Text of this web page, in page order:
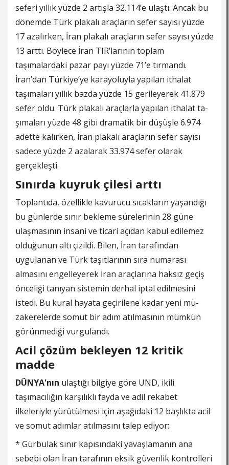
seferi yıllık yüzde 2 artışla 32.114’e ulaştı. Ancak bu
dö­nemde Türk plakalı araçla­rın sefer sayısı yüzde
17 aza­lırken, İran plakalı araçların sefer sayısı yüzde
13 arttı. Böylece İran TIR’larının top­lam
taşımalardaki pazar payı yüzde 71’e tırmandı.
İran’dan Türkiye’ye karayoluyla yapı­lan ithalat
taşımaları yıllık bazda yüzde 15 gerileyerek 41.879
sefer oldu. Türk plaka­lı araçlarla yapılan ithalat ta­
şımaları yüzde 48 gibi drama­tik bir düşüşle 6.974
adette kalırken, İran plakalı araçla­rın sefer sayısı
sadece yüzde 2 azalarak 33.974 sefer olarak
gerçekleşti.
Sınırda kuyruk çilesi arttı
Toplantıda, özellikle kavu­rucu sıcakların yaşandığı
bu günlerde sınır bekleme süre­lerinin 28 güne
ulaşmasının insani ve ticari açıdan kabul edilemez
olduğunun altı çi­zildi. Bilen, İran tarafından
uygulanan ve Türk taşıtları­nın sıra numarası
almasını engelleyerek İran araçlarına haksız geçiş
önceliği tanıyan sistemin derhal iptal edil­mesini
istedi. Bu kural haya­ta geçirilene kadar yeni mü­
zakerelerde somut bir adım atılmasının mümkün
görün­mediği vurgulandı.
Acil çözüm bekleyen 12 kritik
madde
DÜNYA'nın ulaştığı bilgiye göre UND, ikili
taşımacılığın karşılıklı fayda ve adil rekabet
ilkeleriyle yürütülmesi için aşağıdaki 12 başlıkta acil
ve somut adımlar atılmasını talep ediyor:
* Gürbulak sınır kapısındaki yavaşlamanın ana
sebebi olan İran tarafının eksik güvenlik kontrolleri